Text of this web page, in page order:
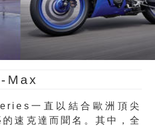
Max
一直以結合歐洲頂尖
速克達而聞名。其中，全